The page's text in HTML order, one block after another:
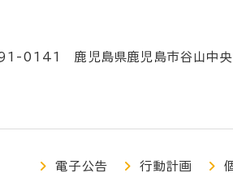
0141 鹿児島県鹿児島市谷山中
電子公告 行動計画